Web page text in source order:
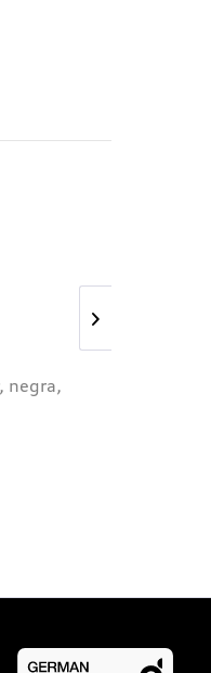
negra,